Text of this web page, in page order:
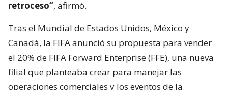
retroceso”, afirmó.
Tras el Mundial de Estados Unidos, México y
Canadá, la FIFA anunció su propuesta para vender
el 20% de FIFA Forward Enterprise (FFE), una nueva
filial que planteaba crear para manejar las
operaciones comerciales y los eventos de la